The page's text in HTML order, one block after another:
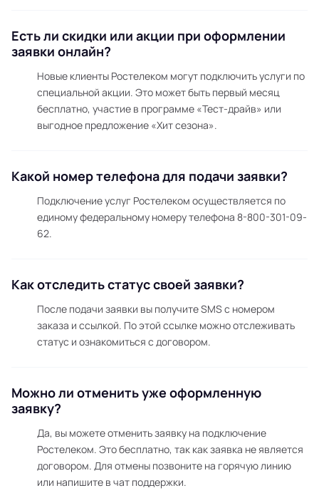
Есть ли скидки или акции при оформлении
заявки онлайн?
Новые клиенты Ростелеком могут подключить услуги по
специальной акции. Это может быть первый месяц
бесплатно, участие в программе «Тест-драйв» или
выгодное предложение «Хит сезона».
Какой номер телефона для подачи заявки?
Подключение услуг Ростелеком осуществляется по
единому федеральному номеру телефона 8-800-301-09-
62.
Как отследить статус своей заявки?
После подачи заявки вы получите SMS с номером
заказа и ссылкой. По этой ссылке можно отслеживать
статус и ознакомиться с договором.
Можно ли отменить уже оформленную
заявку?
Да, вы можете отменить заявку на подключение
Ростелеком. Это бесплатно, так как заявка не является
договором. Для отмены позвоните на горячую линию
или напишите в чат поддержки.